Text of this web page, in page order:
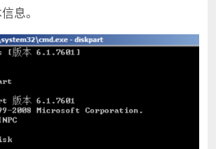
息。